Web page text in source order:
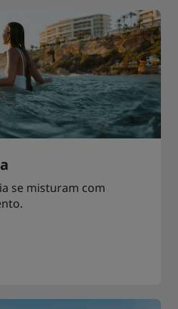
se misturam com